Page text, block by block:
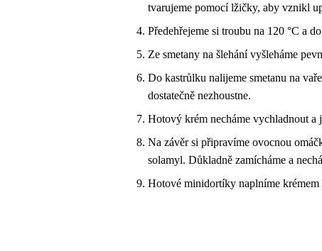
tvarujeme pomocí lžičky, aby vznikl
Předehřejeme si troubu na 120 °C a
Ze smetany na šlehání vyšleháme
Do kastrůlku nalijeme smetanu na
dostatečně nezhoustne.
Hotový krém necháme vychladnout a
Na závěr si připravíme ovocnou
solamyl. Důkladně zamícháme a
Hotové minidortíky naplníme